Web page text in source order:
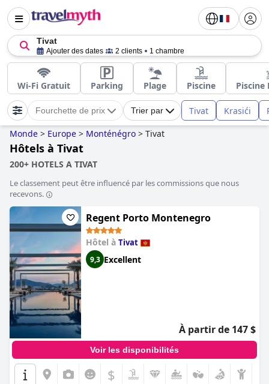
Tivat
Ajouter des dates 2 clients 1 chambre
Wi-Fi Gratuit Parking Plage Piscine Piscine
Fourchette de prix Trier par Tivat Krasići
Monde > Europe > Monténégro > Tivat
Hôtels à Tivat
200+ HOTELS A TIVAT
Le classement peut être influencé par les commissions que nous
recevons.
Regent Porto Montenegro
Hôtel à Tivat
9,3 Excellent
À partir de 147 $
Voir les disponibilités
$